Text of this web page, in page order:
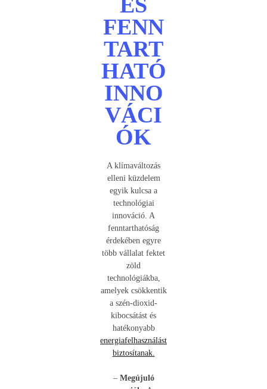
FENN
TART
HATÓ
INNO
VÁCI
ÓK
A klímaváltozás
elleni küzdelem
egyik kulcsa a
technológiai
innováció. A
fenntarthatóság
érdekében egyre
több vállalat fektet
zöld
technológiákba,
amelyek csökkentik
a szén-dioxid-
kibocsátást és
hatékonyabb
energiafelhasználást
biztosítanak.
– Megújuló